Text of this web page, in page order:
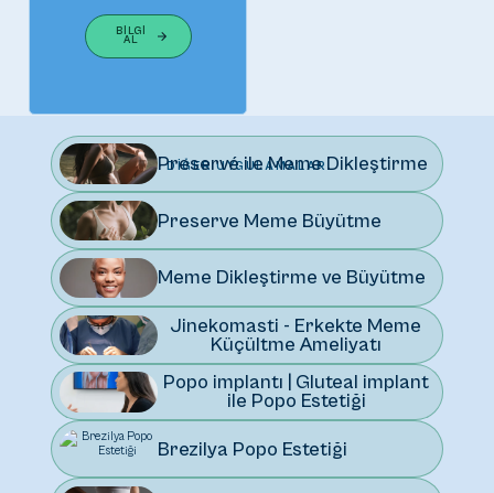
BILGI
AL
DIĞER UYGULAMALAR
Preservé ile Meme Dikleştirme
Preserve Meme Büyütme
Meme Dikleştirme ve Büyütme
Jinekomasti - Erkekte Meme
Küçültme Ameliyatı
Popo implantı | Gluteal implant
ile Popo Estetiği
Brezilya Popo Estetiği